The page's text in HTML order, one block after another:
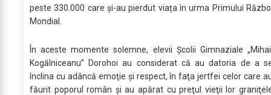
peste 330.000 care și-au pierdut viața în urma Primului
Mondial.
În aceste momente solemne, elevii Școlii Gimnaziale
Kogălniceanu” Dorohoi au considerat că au datoria de a
înclina cu adâncă emoţie şi respect, în faţa jertfei celor care
făurit poporul român şi au apărat cu preţul vieţii lor